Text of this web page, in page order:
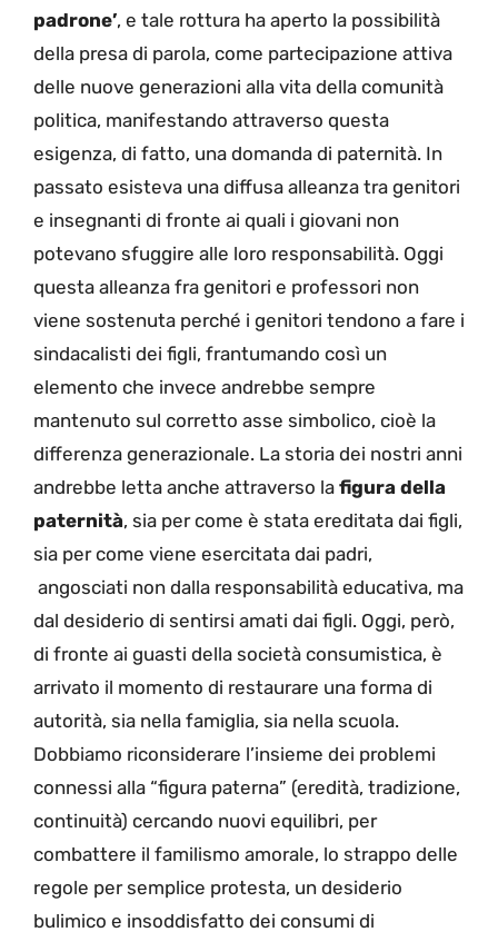
padrone’, e tale rottura ha aperto la possibilità
della presa di parola, come partecipazione attiva
delle nuove generazioni alla vita della comunità
politica, manifestando attraverso questa
esigenza, di fatto, una domanda di paternità. In
passato esisteva una diffusa alleanza tra genitori
e insegnanti di fronte ai quali i giovani non
potevano sfuggire alle loro responsabilità. Oggi
questa alleanza fra genitori e professori non
viene sostenuta perché i genitori tendono a fare i
sindacalisti dei figli, frantumando così un
elemento che invece andrebbe sempre
mantenuto sul corretto asse simbolico, cioè la
differenza generazionale. La storia dei nostri anni
andrebbe letta anche attraverso la figura della
paternità, sia per come è stata ereditata dai figli,
sia per come viene esercitata dai padri,
angosciati non dalla responsabilità educativa, ma
dal desiderio di sentirsi amati dai figli. Oggi, però,
di fronte ai guasti della società consumistica, è
arrivato il momento di restaurare una forma di
autorità, sia nella famiglia, sia nella scuola.
Dobbiamo riconsiderare l’insieme dei problemi
connessi alla “figura paterna” (eredità, tradizione,
continuità) cercando nuovi equilibri, per
combattere il familismo amorale, lo strappo delle
regole per semplice protesta, un desiderio
bulimico e insoddisfatto dei consumi di